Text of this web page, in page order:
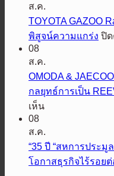
ส.ค.
TOYOTA GAZOO
พิสูจน์ความแกร่ง ปิ
08
ส.ค.
OMODA &
กลยุทธ์การเป็น
เห็นบน
JAECOO
ประกาศ
ทิศทาง
08
ส.ค.
“35 ปี “สหการประมู
โอกาสธุรกิจไร้รอยต่